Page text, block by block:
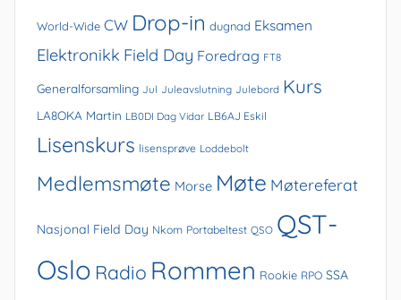
World-Wide CW Drop-in dugnad Eksamen
Elektronikk Field Day Foredrag FT8
Generalforsamling Jul Juleavslutning Julebord Kurs
LA8OKA Martin LB0DI Dag Vidar LB6AJ Eskil
Lisenskurs lisensprøve Loddebolt
Medlemsmøte Morse Møte Møtereferat
Nasjonal Field Day Nkom Portabeltest QSO QST-
Oslo Radio Rommen Rookie RPO SSA